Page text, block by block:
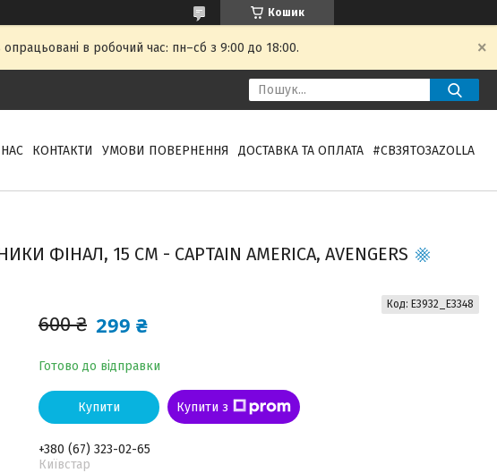
Кошик
в робочий час: пн–сб з 9:00 до 18:00.
КОНТАКТИ УМОВИ ПОВЕРНЕННЯ ДОСТАВКА ТА ОПЛАТА #СВЗЯТОЗAZOLLA
ФІНАЛ, 15 СМ - CAPTAIN AMERICA, AVENGERS
600 ₴ 299 ₴
Готово до відправки
Код: E3932_E3348
Купити Купити з
+380 (67) 323-02-65
Київстар